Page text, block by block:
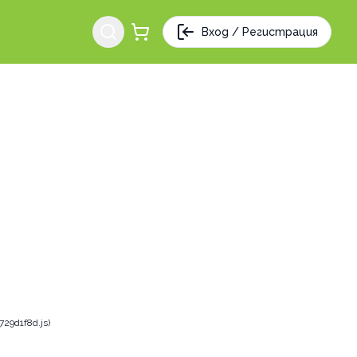
Вход / Регистрация